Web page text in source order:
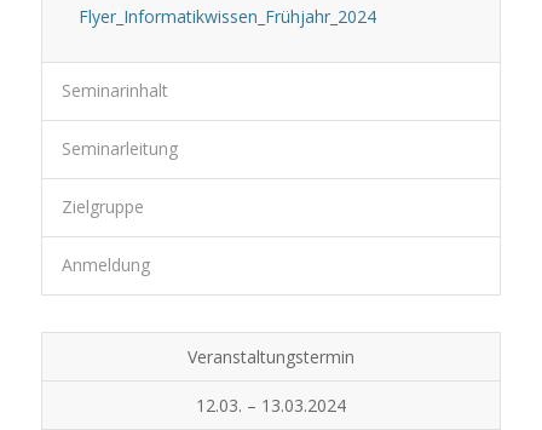
Flyer_Informatikwissen_Frühjahr_2024
Seminarinhalt
Seminarleitung
Zielgruppe
Anmeldung
Veranstaltungstermin
12.03. – 13.03.2024